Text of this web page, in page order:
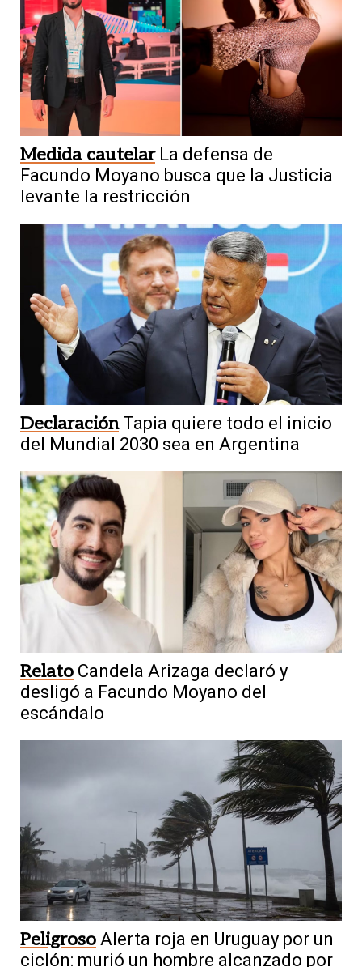
Medida cautelar La defensa de
Facundo Moyano busca que la Justicia
levante la restricción
Declaración Tapia quiere todo el inicio
del Mundial 2030 sea en Argentina
Relato Candela Arizaga declaró y
desligó a Facundo Moyano del
escándalo
Peligroso Alerta roja en Uruguay por un
ciclón: murió un hombre alcanzado por